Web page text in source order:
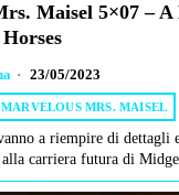
Maisel 5×07 –
23/05/2023
MRS. MAISEL
a riempire di dettagli
alla carriera futura di